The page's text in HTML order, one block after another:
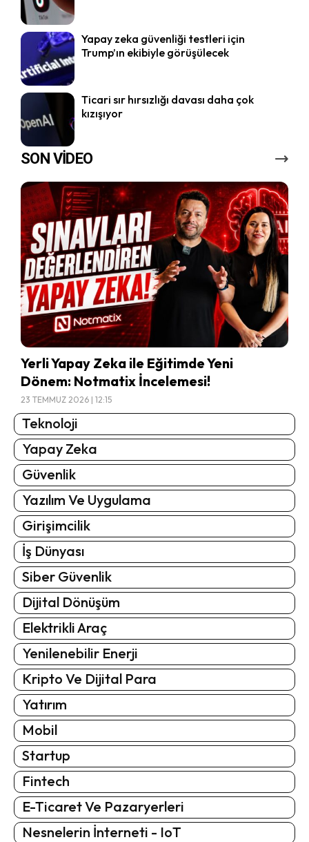
Yapay zeka güvenliği testleri için
Trump’ın ekibiyle görüşülecek
Ticari sır hırsızlığı davası daha çok
kızışıyor
SON VİDEO
Yerli Yapay Zeka ile Eğitimde Yeni
Dönem: Notmatix İncelemesi!
23 TEMMUZ 2026 | 12:15
Teknoloji
Yapay Zeka
Güvenlik
Yazılım Ve Uygulama
Girişimcilik
İş Dünyası
Siber Güvenlik
Dijital Dönüşüm
Elektrikli Araç
Yenilenebilir Enerji
Kripto Ve Dijital Para
Yatırım
Mobil
Startup
Fintech
E-Ticaret Ve Pazaryerleri
Nesnelerin İnterneti - IoT